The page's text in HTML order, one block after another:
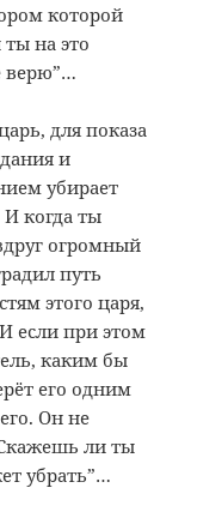
которой
на это
верю”…
для показа
и
убирает
когда ты
огромный
путь
этого царя,
если при этом
каким бы
его одним
Он не
Скажешь ли ты
убрать”…